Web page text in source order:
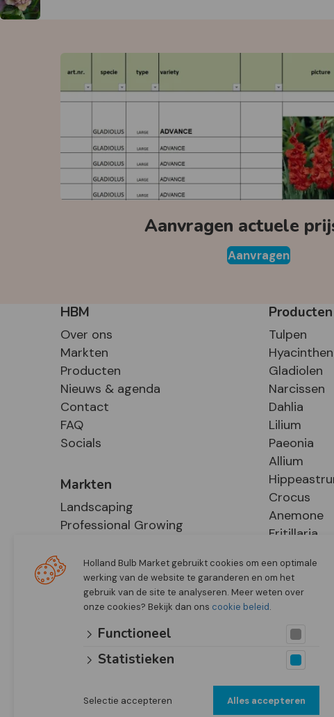
Aanvragen actuele
Aanvragen
HBM
Over ons
Markten
Producten
Nieuws & agenda
Contact
FAQ
Socials
Markten
Landscaping
Professional Growing
Retail
Producten
Tulpen
Hyacinthen
Gladiolen
Narcissen
Dahlia
Lilium
Paeonia
Allium
Crocus
Anemone
Fritillaria
Holland Bulb Market gebruikt cookies om een optimale
werking van de website te garanderen en om het
gebruik van de site te analyseren. Meer weten over
onze cookies? Bekijk dan ons cookie beleid.
Functioneel
Statistieken
Selectie accepteren Alles accepteren